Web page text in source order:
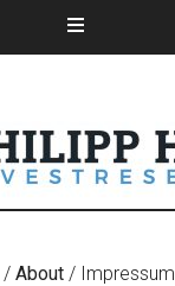
/ About / Impressum